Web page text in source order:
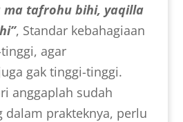
ma tafrohu bihi, yaqilla
, Standar kebahagiaan
agar
gak tinggi-tinggi.
anggaplah sudah
dalam prakteknya, perlu